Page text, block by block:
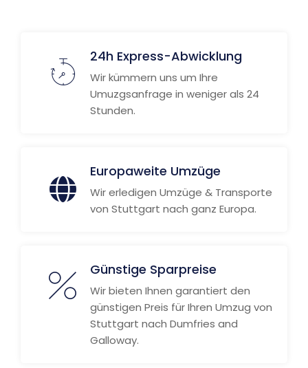
24h Express-Abwicklung
Wir kümmern uns um Ihre
Umuzgsanfrage in weniger als 24
Stunden.
Europaweite Umzüge
Wir erledigen Umzüge & Transporte
von Stuttgart nach ganz Europa.
Günstige Sparpreise
Wir bieten Ihnen garantiert den
günstigen Preis für Ihren Umzug von
Stuttgart nach Dumfries and
Galloway.